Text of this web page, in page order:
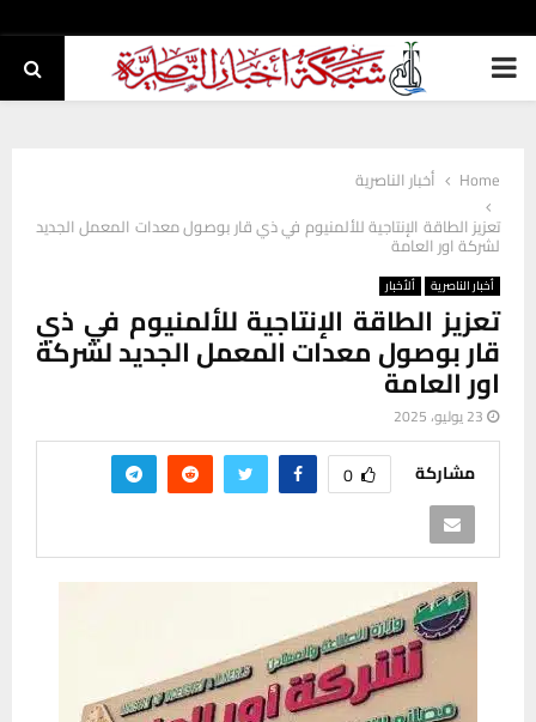
PRIMARY
Home
أخبار الناصرية
تعزيز الطاقة الإنتاجية للألمنيوم في ذي قار بوصول معدات المعمل الجديد
لشركة اور العامة
أخبار الناصرية ألأخبار
تعزيز الطاقة الإنتاجية للألمنيوم في ذي
قار بوصول معدات المعمل الجديد لشركة
اور العامة
23 يوليو، 2025
مشاركة 0